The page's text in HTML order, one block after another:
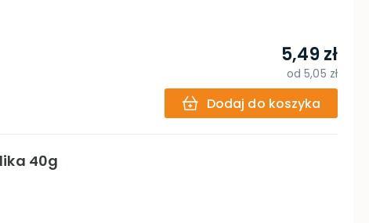
5,49 zł
od5,05 zł
Dodaj do koszyka
40g